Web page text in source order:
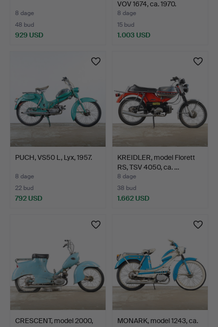
8 dage
48 bud
929 USD
VOV 1674, ca. 1970.
8 dage
15 bud
1.003 USD
PUCH, VS50 L, Lyx, 1957.
8 dage
22 bud
792 USD
KREIDLER, model Florett
RS, TSV 4050, ca. …
8 dage
38 bud
1.662 USD
CRESCENT, model 2000,
MONARK, model 1243, ca.